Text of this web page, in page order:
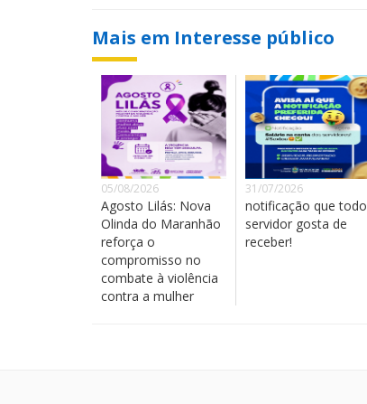
Mais em Interesse público
05/08/2026
Agosto Lilás: Nova
Olinda do Maranhão
reforça o
compromisso no
combate à violência
contra a mulher
31/07/2026
notificação que todo
servidor gosta de
receber!